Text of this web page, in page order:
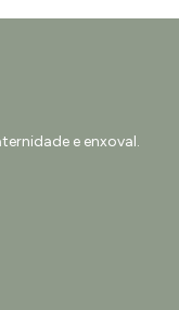
e enxoval.